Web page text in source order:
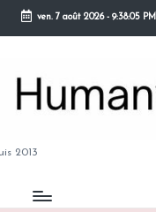
Skip
content
ven. 7 août 2026- 9:38:06 PM
2013